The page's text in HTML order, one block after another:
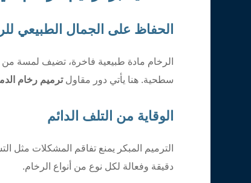
الحفاظ على الجمال الطبيعي
الرخام مادة طبيعية فاخرة، تضيف لمسة
سطحية. هنا يأتي دور مقاولترميم رخام
الوقاية من التلف الدائم
الترميم المبكر يمنع تفاقم المشكلات مثل
دقيقة وفعالة لكل نوع من أنواع الرخام.